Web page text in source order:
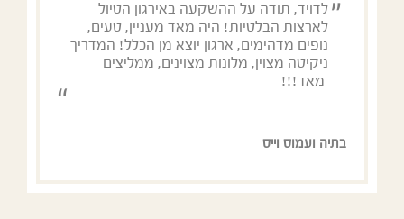
לדויד, תודה על ההשקעה באירגון הטיול
לארצות הבלטיות! היה מאד מעניין, טעים,
נופים מדהימים, ארגון יוצא מן הכלל! המדריך
ניקיטה מצוין, מלונות מצוינים, ממליצים
מאד!!!
בתיה ועמוס וייס